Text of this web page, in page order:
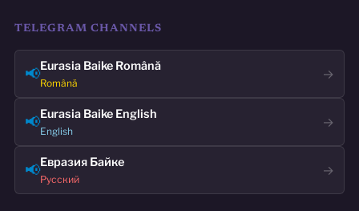
TELEGRAM CHANNELS
📢Eurasia Baike Română
Română
→
📢Eurasia Baike English
English
→
📢Евразия Байке
Русский
→